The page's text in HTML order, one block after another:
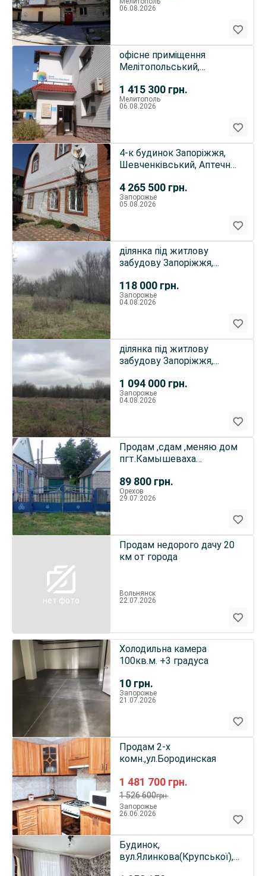
06.08.2026
1 415 300 грн.
офісне приміщення
Мелітопольський,
М.Грушевського 10
Мелитополь
06.08.2026
4 265 500 грн.
4-к будинок Запоріжжя,
Шевченківський, Аптечна
Запорожье
05.08.2026
118 000 грн.
ділянка під житлову
забудову Запоріжжя,
Мака..
Запорожье
04.08.2026
1 094 000 грн.
ділянка під житлову
забудову Запоріжжя,
Макар..
Запорожье
04.08.2026
89 800 грн.
Продам ,сдам ,меняю дом
пгт.Камышеваха
Орехов
29.07.2026
нет фото
Продам недорого дачу 20
км от города
Вольнянск
22.07.2026
10 грн.
Холодильна камера
100кв.м. +3 градуса
Запорожье
21.07.2026
1 481 700 грн.
1 526 600грн.
Продам 2-х
комн.,ул.Бородинская
Запорожье
26.06.2026
Будинок,
вул.Ялинкова(Крупської),